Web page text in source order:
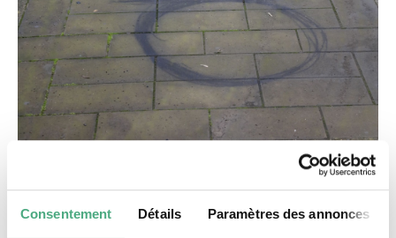
Consentement Détails Paramètres des annonces
©
2024, in situ